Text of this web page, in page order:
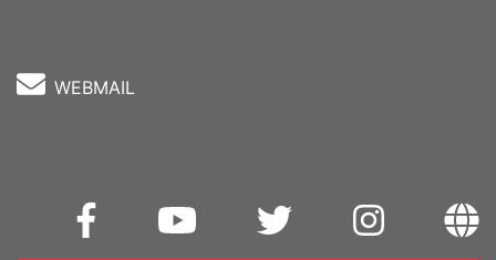
WEBMAIL